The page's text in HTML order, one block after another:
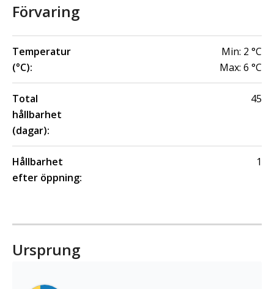
Förvaring
Temperatur
(°C):
Min: 2 °C
Max: 6 °C
Total
hållbarhet
(dagar):
45
Hållbarhet
efter öppning:
1
Ursprung